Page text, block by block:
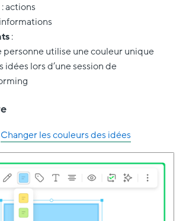
actions
:
personne utilise une couleur unique
idées lors d’une session de
Changer les couleurs des idées